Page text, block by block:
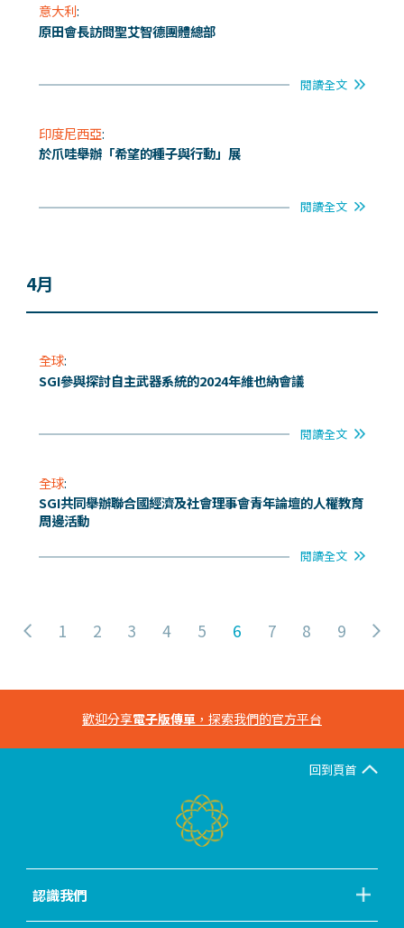
意大利:
原田會長訪問聖艾智德團體總部
閱讀全文
印度尼西亞:
於爪哇舉辦「希望的種子與行動」展
閱讀全文
4月
全球:
SGI參與探討自主武器系統的2024年維也納會議
閱讀全文
全球:
SGI共同舉辦聯合國經濟及社會理事會青年論壇的人權教育
周邊活動
閱讀全文
1 2 3 4 5 6 7 8 9
歡迎分享電子版傳單 ，探索我們的官方平台
回到頁首
認識我們